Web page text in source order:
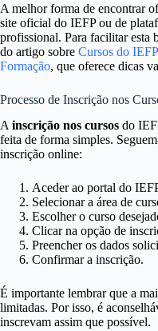
A melhor forma de encontrar
site oficial do IEFP ou de
profissional. Para facilitar esta
do artigo sobre Cursos do
Formação, que oferece dicas
Processo de Inscrição nos
A inscrição nos cursos do
feita de forma simples.
inscrição online:
Aceder ao portal do
Selecionar a área de
Escolher o curso
Clicar na opção de
Preencher os dados
Confirmar a inscrição.
É importante lembrar que a
limitadas. Por isso, é
inscrevam assim que possível.